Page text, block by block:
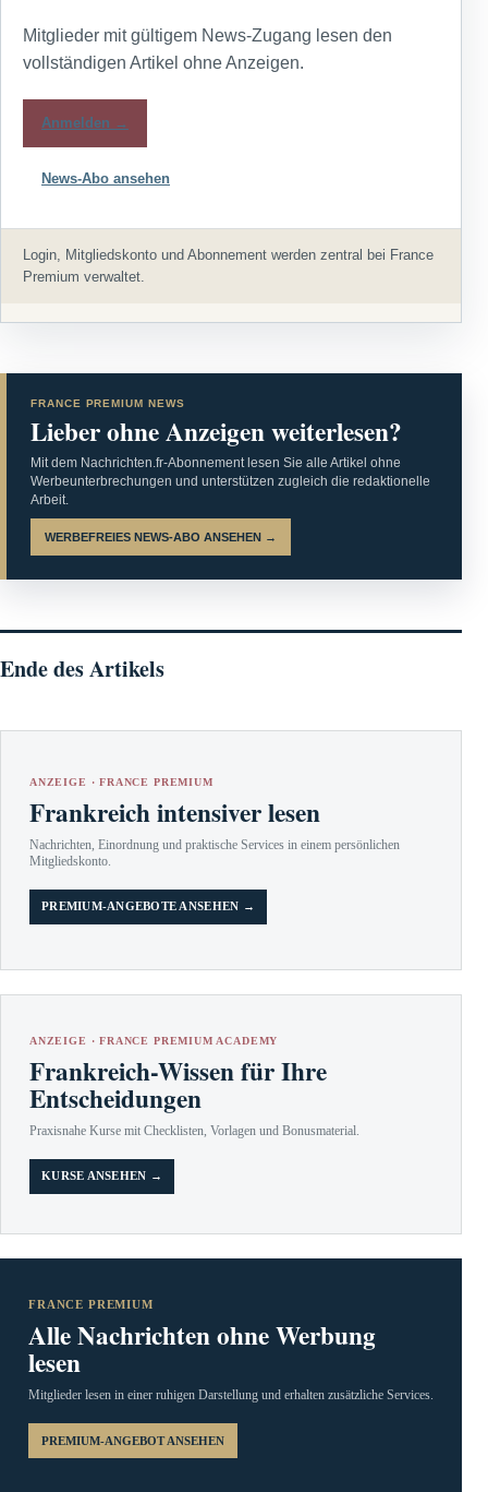
Mitglieder mit gültigem News-Zugang lesen den
vollständigen Artikel ohne Anzeigen.
Anmelden →
News-Abo ansehen
Login, Mitgliedskonto und Abonnement werden zentral bei France
Premium verwaltet.
FRANCE PREMIUM NEWS
Lieber ohne Anzeigen weiterlesen?
Mit dem Nachrichten.fr-Abonnement lesen Sie alle Artikel ohne
Werbeunterbrechungen und unterstützen zugleich die redaktionelle
Arbeit.
WERBEFREIES NEWS-ABO ANSEHEN →
Ende des Artikels
ANZEIGE · FRANCE PREMIUM
Frankreich intensiver lesen
Nachrichten, Einordnung und praktische Services in einem persönlichen
Mitgliedskonto.
PREMIUM-ANGEBOTE ANSEHEN →
ANZEIGE · FRANCE PREMIUM ACADEMY
Frankreich-Wissen für Ihre
Entscheidungen
Praxisnahe Kurse mit Checklisten, Vorlagen und Bonusmaterial.
KURSE ANSEHEN →
FRANCE PREMIUM
Alle Nachrichten ohne Werbung
lesen
Mitglieder lesen in einer ruhigen Darstellung und erhalten zusätzliche Services.
PREMIUM-ANGEBOT ANSEHEN